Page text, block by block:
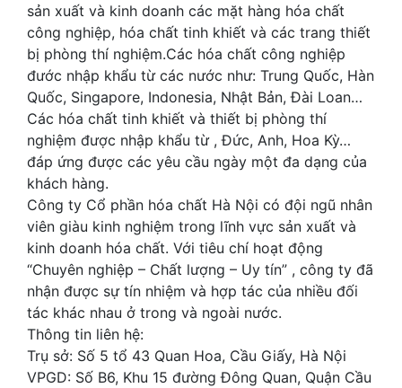
sản xuất và kinh doanh các mặt hàng hóa chất
công nghiệp, hóa chất tinh khiết và các trang thiết
bị phòng thí nghiệm.Các hóa chất công nghiệp
đước nhập khẩu từ các nước như: Trung Quốc, Hàn
Quốc, Singapore, Indonesia, Nhật Bản, Đài Loan…
Các hóa chất tinh khiết và thiết bị phòng thí
nghiệm được nhập khẩu từ , Đức, Anh, Hoa Kỳ…
đáp ứng được các yêu cầu ngày một đa dạng của
khách hàng.
Công ty Cổ phần hóa chất Hà Nội có đội ngũ nhân
viên giàu kinh nghiệm trong lĩnh vực sản xuất và
kinh doanh hóa chất. Với tiêu chí hoạt động
“Chuyên nghiệp – Chất lượng – Uy tín” , công ty đã
nhận được sự tín nhiệm và hợp tác của nhiều đối
tác khác nhau ở trong và ngoài nước.
Thông tin liên hệ:
Trụ sở: Số 5 tổ 43 Quan Hoa, Cầu Giấy, Hà Nội
VPGD: Số B6, Khu 15 đường Đông Quan, Quận Cầu